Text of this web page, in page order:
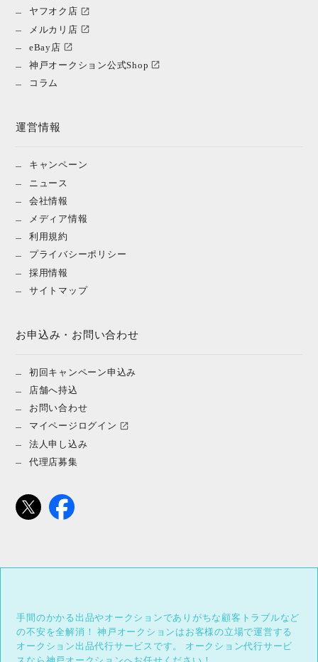
ヤフオク店
メルカリ店
eBay店
神戸オークション公式Shop
コラム
運営情報
キャンペーン
ニュース
会社情報
メディア情報
利用規約
プライバシーポリシー
採用情報
サイトマップ
お申込み・お問い合わせ
初回キャンペーン申込み
店舗へ持込
お問い合わせ
マイページログイン
法人申し込み
代理店募集
手間のかかる出品やオークションでありがちな顧客トラブルなど
の不安を全解消！
神戸オークションはお客様の立場で運営する
オークション出品代行サービスです。
オークション代行サービ